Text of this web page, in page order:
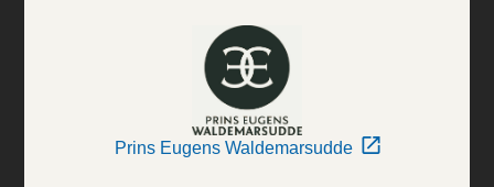
Prins Eugens Waldemarsudde